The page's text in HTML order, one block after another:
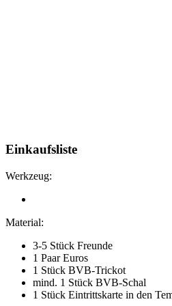
Einkaufsliste
Werkzeug:
Material:
3-5 Stück Freunde
1 Paar Euros
1 Stück BVB-Trickot
mind. 1 Stück BVB-Schal
1 Stück Eintrittskarte in den